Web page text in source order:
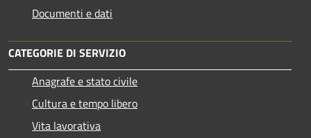
Documenti e dati
CATEGORIE DI SERVIZIO
Anagrafe e stato civile
Cultura e tempo libero
Vita lavorativa